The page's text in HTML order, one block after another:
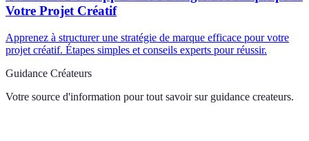
Votre Projet Créatif
Apprenez à structurer une stratégie de marque efficace pour votre
projet créatif. Étapes simples et conseils experts pour réussir.
Guidance Créateurs
Votre source d'information pour tout savoir sur guidance createurs.